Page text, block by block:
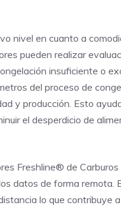
nivel en cuanto a
pueden realizar
insuficiente o
del proceso de
y producción. Esto
el desperdicio de
Freshline® de
datos de forma remota.
lo que contribuye